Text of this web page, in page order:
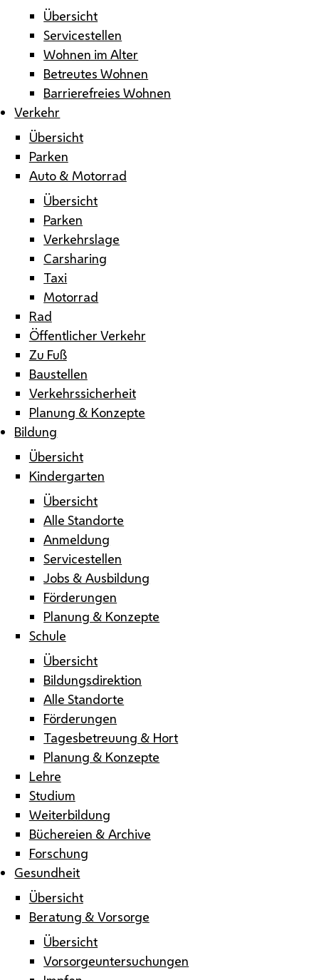
Übersicht
Servicestellen
Wohnen im Alter
Betreutes Wohnen
Barrierefreies Wohnen
Verkehr
Übersicht
Parken
Auto & Motorrad
Übersicht
Parken
Verkehrslage
Carsharing
Taxi
Motorrad
Rad
Öffentlicher Verkehr
Zu Fuß
Baustellen
Verkehrssicherheit
Planung & Konzepte
Bildung
Übersicht
Kindergarten
Übersicht
Alle Standorte
Anmeldung
Servicestellen
Jobs & Ausbildung
Förderungen
Planung & Konzepte
Schule
Übersicht
Bildungsdirektion
Alle Standorte
Förderungen
Tagesbetreuung & Hort
Planung & Konzepte
Lehre
Studium
Weiterbildung
Büchereien & Archive
Forschung
Gesundheit
Übersicht
Beratung & Vorsorge
Übersicht
Vorsorgeuntersuchungen